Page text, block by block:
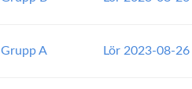
Grupp A Lör 2023-08-26